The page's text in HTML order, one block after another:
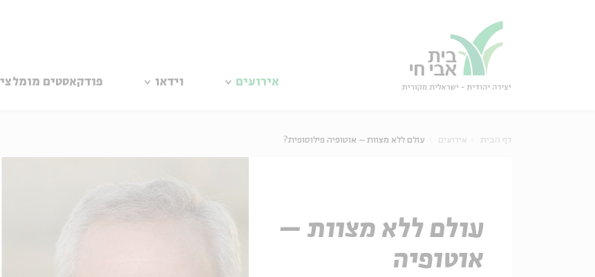
אירועים וידאו פודקאסטים
דף הבית אירועים עולם ללא מצוות – אוטופיה פילוסופית?
עולם ללא מצוות –
אוטופיה